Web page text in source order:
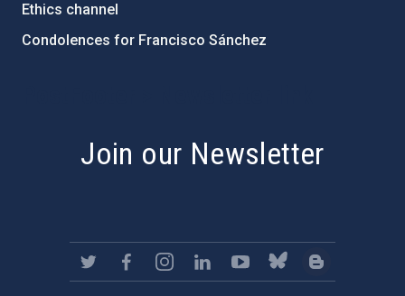
Ethics channel
Condolences for Francisco Sánchez
Join our Newsletter